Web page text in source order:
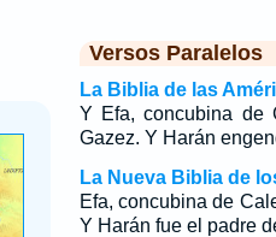
Versos Paralelos
La Biblia de las
Y Efa, concubina
Gazez. Y Harán
La Nueva Biblia de
Efa, concubina de
Y Harán fue el padre